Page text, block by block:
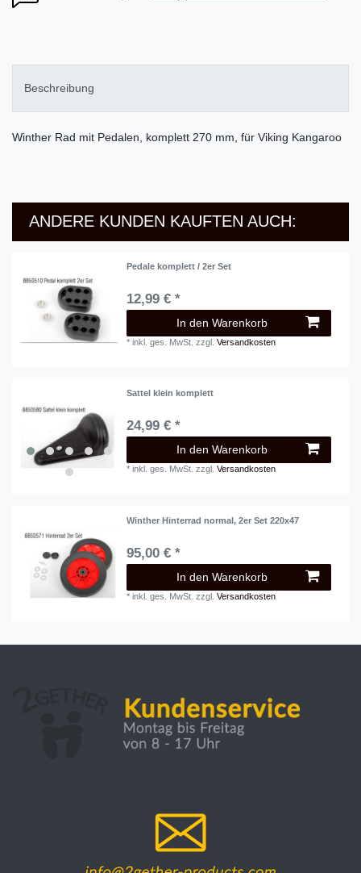
Beschreibung
Winther Rad mit Pedalen, komplett 270 mm, für Viking Kangaroo
ANDERE KUNDEN KAUFTEN AUCH:
Pedale komplett / 2er Set
12,99 € *
In den Warenkorb
*inkl. ges. MwSt. zzgl.Versandkosten
Sattel klein komplett
24,99 € *
In den Warenkorb
*inkl. ges. MwSt. zzgl.Versandkosten
Winther Hinterrad normal, 2er Set 220x47
95,00 € *
In den Warenkorb
*inkl. ges. MwSt. zzgl.Versandkosten